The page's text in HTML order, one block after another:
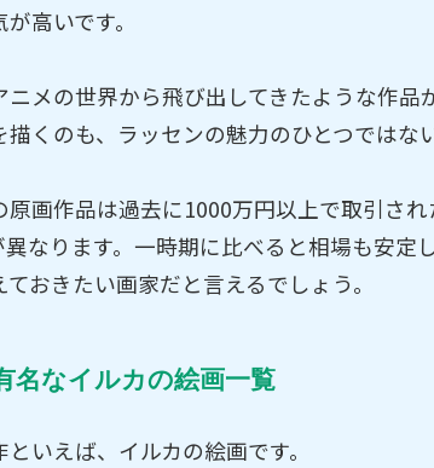
高いです。
ニメの世界から飛び出してきたような作
くのも、ラッセンの魅力のひとつではな
原画作品は過去に1000万円以上で取引さ
異なります。一時期に比べると相場も安定
おきたい画家だと言えるでしょう。
名なイルカの絵画一覧
いえば、イルカの絵画です。